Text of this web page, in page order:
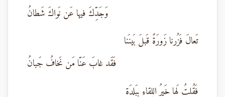
وَجَدِّكَ فيها عَن نَواكَ شَطانُ
تَعالَ فَزُرنا زَورَةً قَبلَ بَينَنا
فَقَد غابَ عَنّا مَن نَخافُ جَبانُ
فَقُلتُ لَها خَيرُ اللِقاءِ بِبَلدَةٍ